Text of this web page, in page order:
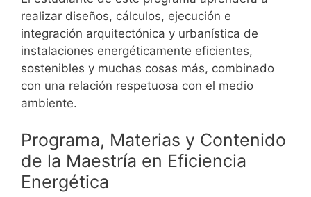
realizar diseños, cálculos, ejecución e
integración arquitectónica y urbanística de
instalaciones energéticamente eficientes,
sostenibles y muchas cosas más, combinado
con una relación respetuosa con el medio
ambiente.
Programa, Materias y Contenido
de la Maestría en Eficiencia
Energética